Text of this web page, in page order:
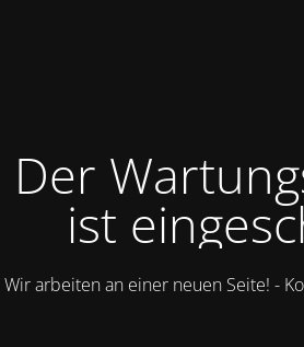
Der
ist
Wir arbeiten an einer neuen Seite! -